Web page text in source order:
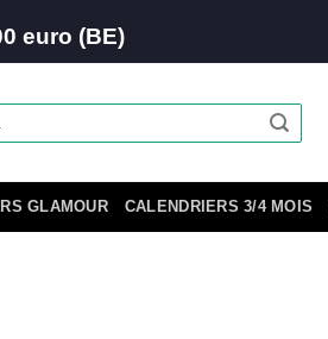
euro (BE)
GLAMOUR CALENDRIERS 3/4 MOIS